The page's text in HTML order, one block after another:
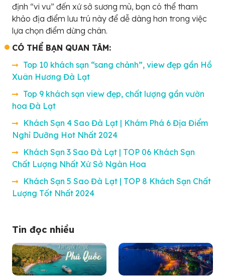
định “vi vu” đến xứ sở sương mù, bạn có thể tham
khảo địa điểm lưu trú này để dễ dàng hơn trong việc
lựa chọn điểm dừng chân.
CÓ THỂ BẠN QUAN TÂM:
Top 10 khách sạn “sang chảnh”, view đẹp gần Hồ
Xuân Hương Đà Lạt
Top 9 khách sạn view đẹp, chất lượng gần vườn
hoa Đà Lạt
Khách Sạn 4 Sao Đà Lạt | Khám Phá 6 Địa Điểm
Nghỉ Dưỡng Hot Nhất 2024
Khách Sạn 3 Sao Đà Lạt | TOP 06 Khách Sạn
Chất Lượng Nhất Xứ Sở Ngàn Hoa
Khách Sạn 5 Sao Đà Lạt | TOP 8 Khách Sạn Chất
Lượng Tốt Nhất 2024
Tin đọc nhiều